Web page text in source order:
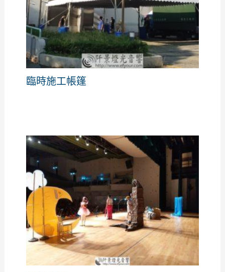
臨時施工帳篷